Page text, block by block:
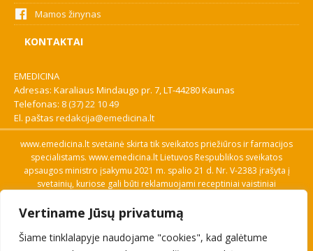
Vertiname Jūsų privatumą
Šiame tinklalapyje naudojame "cookies", kad galėtume
Mamos žinynas
KONTAKTAI
EMEDICINA
Adresas: Karaliaus Mindaugo pr. 7, LT-44280 Kaunas
Telefonas: 8 (37) 22 10 49
El. paštas redakcija@emedicina.lt
www.emedicina.lt svetainė skirta tik sveikatos priežiūros ir farmacijos
specialistams. www.emedicina.lt Lietuvos Respublikos sveikatos
apsaugos ministro įsakymu 2021 m. spalio 21 d. Nr. V-2383 įrašyta į
svetainių, kuriose gali būti reklamuojami receptiniai vaistiniai
savo profesinę kvalifikaciją. Naudingos nuorodos: Vaistų ir medicinos
pagalbos priemonių kainų paieška, VVKT tinklalapis, Sveikatos
priežiūros ar farmacijos specialisto pranešimo apie įtariamą